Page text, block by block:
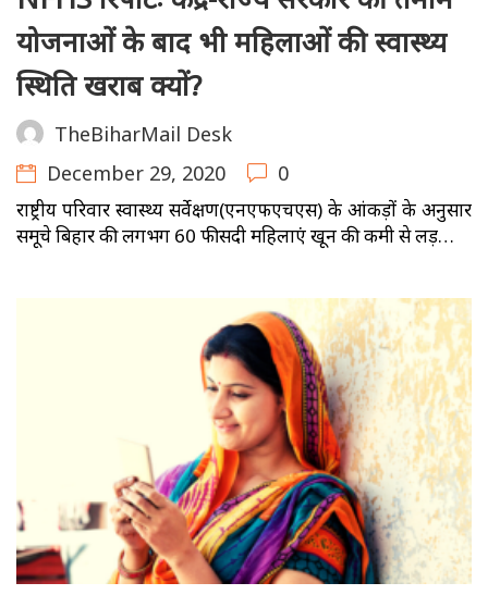
योजनाओं के बाद भी महिलाओं की स्वास्थ्य
स्थिति खराब क्यों?
TheBiharMail Desk
December 29, 2020
0
राष्ट्रीय परिवार स्वास्थ्य सर्वेक्षण(एनएफएचएस) के आंकड़ों के अनुसार
समूचे बिहार की लगभग 60 फीसदी महिलाएं खून की कमी से लड़…